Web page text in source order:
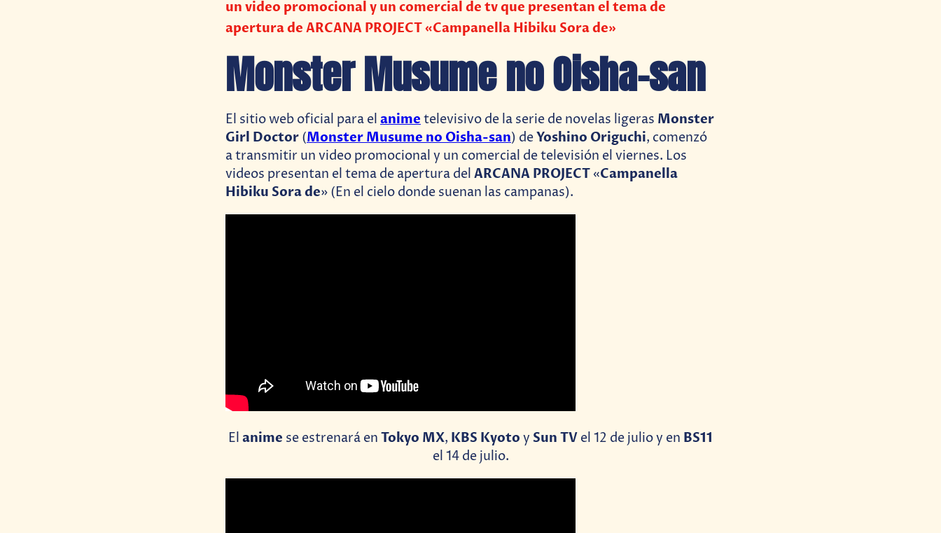
un video promocional y un comercial de tv que presentan el tema de
apertura de ARCANA PROJECT «Campanella Hibiku Sora de»
Monster Musume no Oisha-san
El sitio web oficial para el anime televisivo de la serie de novelas ligeras Monster
Girl Doctor (Monster Musume no Oisha-san) deYoshino Origuchi, comenzó
a transmitir un video promocional y un comercial de televisión el viernes. Los
videos presentan el tema de apertura del ARCANA PROJECT «Campanella
Hibiku Sora de» (En el cielo donde suenan las campanas).
El anime se estrenará en Tokyo MX, KBS Kyoto y Sun TV el 12 de julio y en BS11
el 14 de julio.